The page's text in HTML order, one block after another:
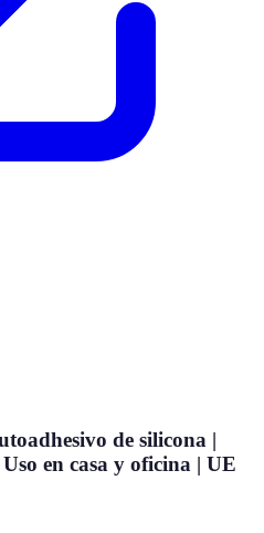
de silicona |
en casa y oficina | UE